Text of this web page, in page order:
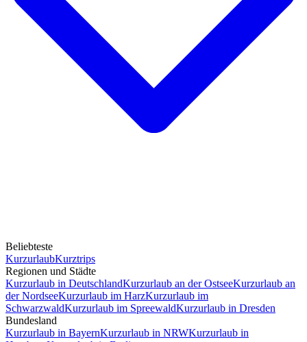
Beliebteste
KurzurlaubKurztrips
Regionen und Städte
Kurzurlaub in DeutschlandKurzurlaub an der OstseeKurzurlaub an
der NordseeKurzurlaub im HarzKurzurlaub im
SchwarzwaldKurzurlaub im SpreewaldKurzurlaub in Dresden
Bundesland
Kurzurlaub in BayernKurzurlaub in NRWKurzurlaub in